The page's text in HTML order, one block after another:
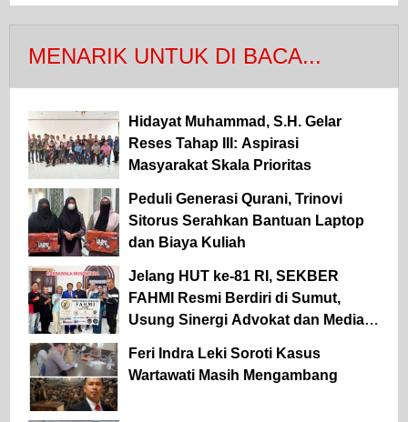
MENARIK UNTUK DI BACA...
Hidayat Muhammad, S.H. Gelar
Reses Tahap III: Aspirasi
Peduli Generasi Qurani, Trinovi
Sitorus Serahkan Bantuan Laptop
dan Biaya Kuliah
Jelang HUT ke-81 RI, SEKBER
FAHMI Resmi Berdiri di Sumut,
Usung Sinergi Advokat dan Media
Feri Indra Leki Soroti Kasus
Wartawati Masih Mengambang